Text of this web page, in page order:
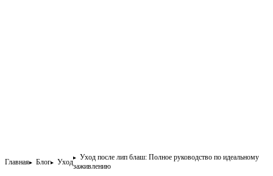
Главная Блог Уход
Уход после лип блаш: Полное руководство по идеальному
заживлению